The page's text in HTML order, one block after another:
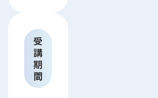
受
講
期
間